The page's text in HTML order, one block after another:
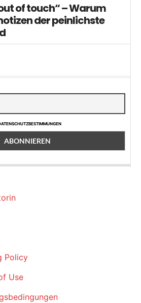
of touch“ – Warum
der peinlichste
Policy
Use